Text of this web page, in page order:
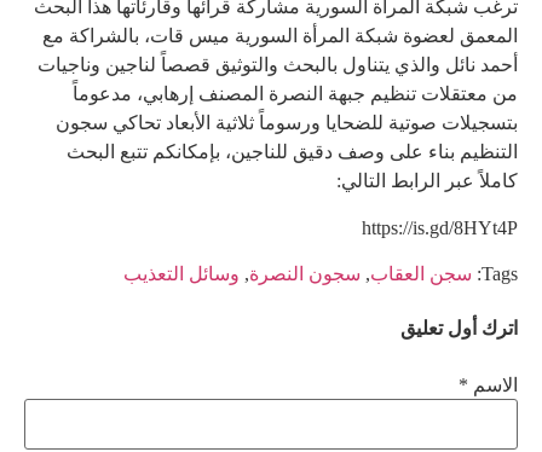
ترغب شبكة المرأة السورية مشاركة قرائها وقارئاتها هذا البحث
المعمق لعضوة شبكة المرأة السورية ميس قات، بالشراكة مع
أحمد نائل والذي يتناول بالبحث والتوثيق قصصاً لناجين وناجيات
من معتقلات تنظيم جبهة النصرة المصنف إرهابي، مدعوماً
بتسجيلات صوتية للضحايا ورسوماً ثلاثية الأبعاد تحاكي سجون
التنظيم بناء على وصف دقيق للناجين، بإمكانكم تتبع البحث
كاملاً عبر الرابط التالي:
https://is.gd/8HYt4P
Tags: سجن العقاب, سجون النصرة, وسائل التعذيب
اترك أول تعليق
الاسم *